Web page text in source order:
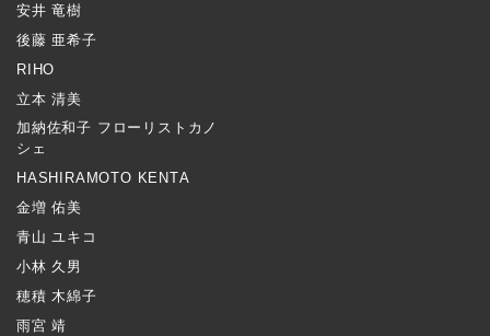
安井 竜樹
後藤 亜希子
RIHO
立本 清美
加納佐和子 フローリストカノ
シェ
HASHIRAMOTO KENTA
金増 佑美
青山 ユキコ
小林 久男
穂積 木綿子
雨宮 靖